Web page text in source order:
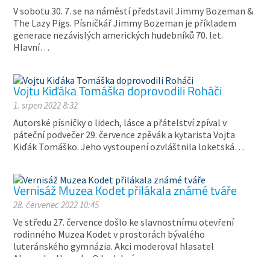
V sobotu 30. 7. se na náměstí představil Jimmy Bozeman &
The Lazy Pigs. Písničkář Jimmy Bozeman je příkladem
generace nezávislých amerických hudebníků 70. let.
Hlavní…
Vojtu Kiďáka Tomáška doprovodili Roháči
1. srpen 2022 8:32
Autorské písničky o lidech, lásce a přátelství zpíval v
páteční podvečer 29. července zpěvák a kytarista Vojta
Kiďák Tomáško. Jeho vystoupení ozvláštnila loketská…
Vernisáž Muzea Kodet přilákala známé tváře
28. červenec 2022 10:45
Ve středu 27. července došlo ke slavnostnímu otevření
rodinného Muzea Kodet v prostorách bývalého
luteránského gymnázia. Akci moderoval hlasatel